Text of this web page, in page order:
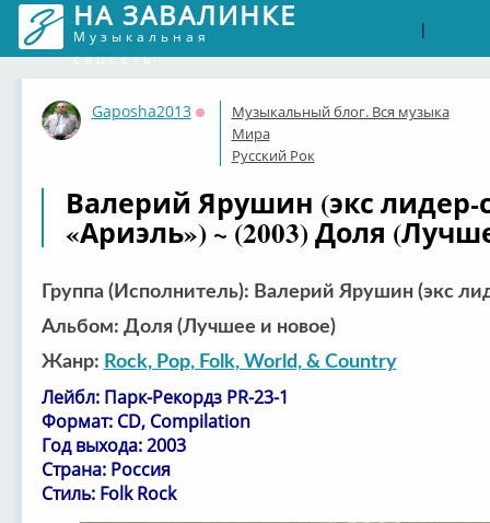
НА ЗАВАЛИНКЕ
Музыкальная
соцсеть
|
Gaposha2013
Оффлайн
Музыкальный блог. Вся музыка
Мира
Русский Рок
Валерий Ярушин (экс лидер-
«Ариэль») ~ (2003) Доля
Группа (Исполнитель): Валерий Ярушин (экс
Альбом: Доля (Лучшее и новое)
Жанр: Rock, Pop, Folk, World, & Country
Лейбл: Парк-Рекордз PR-23-1
Формат: CD, Compilation
Год выхода: 2003
Страна: Россия
Стиль: Folk Rock